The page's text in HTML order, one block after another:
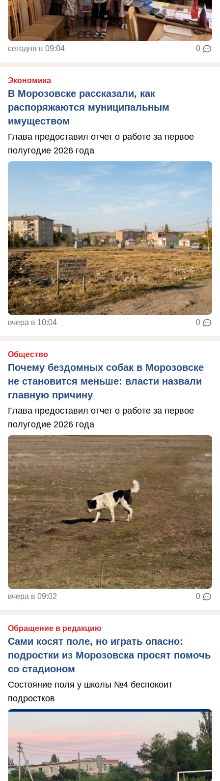
сегодня в 09:04 0
Экономика
В Морозовске рассказали, как
распоряжаются муниципальным
имуществом
Глава предоставил отчет о работе за первое
полугодие 2026 года
вчера в 10:04 0
Общество
Почему бездомных собак в Морозовске
не становится меньше: власти назвали
главную причину
Глава предоставил отчет о работе за первое
полугодие 2026 года
вчера в 09:02 0
Обращение в редакцию
Сами косят поле, но играть опасно:
подростки из Морозовска просят помочь
со стадионом
Состояние поля у школы №4 беспокоит
подростков